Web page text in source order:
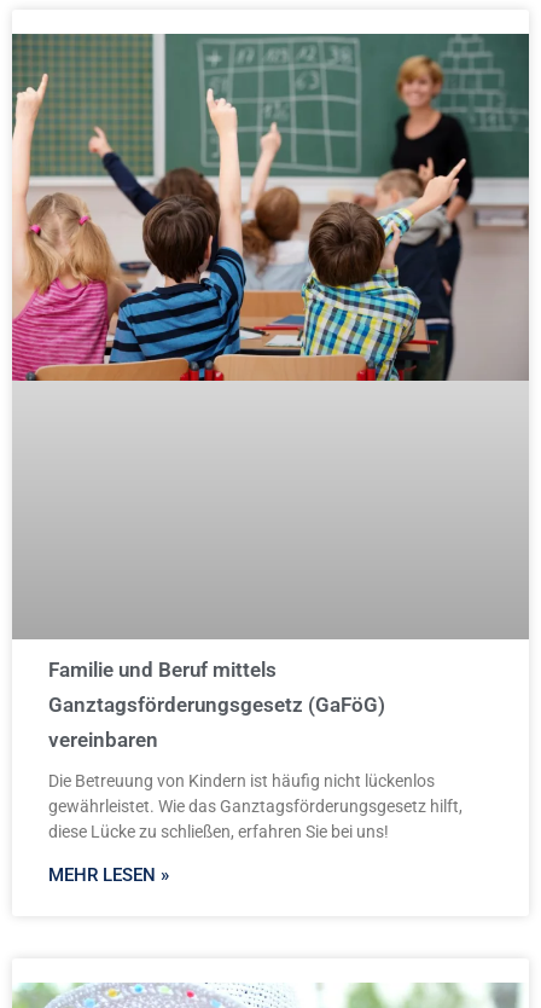
Familie und Beruf mittels
Ganztagsförderungsgesetz (GaFöG)
vereinbaren
Die Betreuung von Kindern ist häufig nicht lückenlos
gewährleistet. Wie das Ganztagsförderungsgesetz hilft,
diese Lücke zu schließen, erfahren Sie bei uns!
MEHR LESEN »